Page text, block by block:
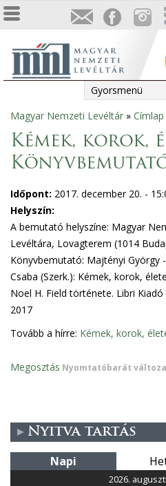
Gyorsmenü
Jelenlegi
hely
Magyar Nemzeti Levéltár » Címlap
Kémek, korok,
Időpont: 2017. december 20. -
Helyszín:
A bemutató helyszíne: Magyar
Levéltára, Lovagterem (1014
Könyvbemutató: Majtényi György
Csaba (Szerk.): Kémek, korok,
Noel H. Field története. Libri
2017
Tovább a hírre: Kémek, korok,
Nyomtatóbarát
Megosztás
Nyitva tartás
Napi
2026.